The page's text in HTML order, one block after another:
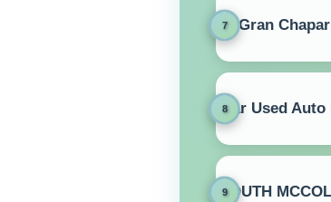
El Gran
Mar Used Auto
SOUTH